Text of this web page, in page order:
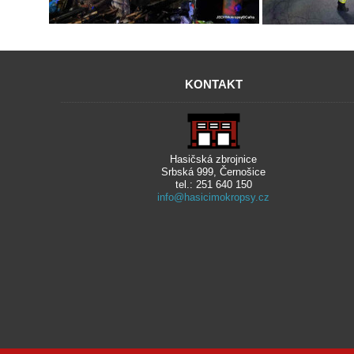
KONTAKT
Hasičská zbrojnice
Srbská 999, Černošice
tel.: 251 640 150
info@hasicimokropsy.cz